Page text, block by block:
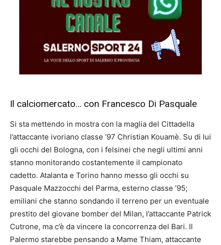
Il calciomercato… con Francesco Di Pasquale
Si sta mettendo in mostra con la maglia del Cittadella
l’attaccante ivoriano classe ’97 Christian Kouamè. Su di lui
gli occhi del Bologna, con i felsinei che negli ultimi anni
stanno monitorando costantemente il campionato
cadetto. Atalanta e Torino hanno messo gli occhi su
Pasquale Mazzocchi del Parma, esterno classe ’95;
emiliani che stanno sondando il terreno per un eventuale
prestito del giovane bomber del Milan, l’attaccante Patrick
Cutrone, ma c’è da vincere la concorrenza del Bari. Il
Palermo starebbe pensando a Mame Thiam, attaccante